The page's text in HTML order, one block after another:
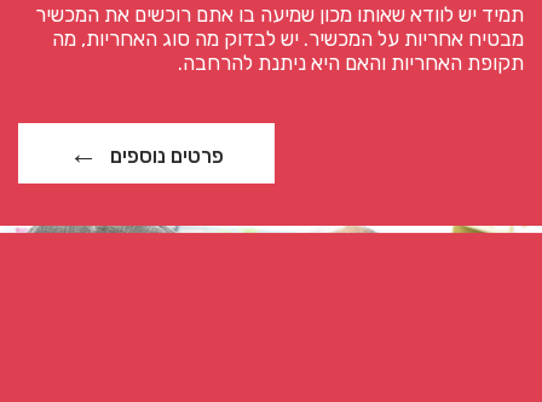
תמיד יש לוודא שאותו מכון שמיעה בו אתם רוכשים את המכשיר
מבטיח אחריות על המכשיר. יש לבדוק מה סוג האחריות, מה
תקופת האחריות והאם היא ניתנת להרחבה.
פרטים נוספים